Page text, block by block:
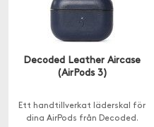
Decoded Leather Aircase
(AirPods 3)
Ett handtillverkat läderskal för
dina AirPods från Decoded.